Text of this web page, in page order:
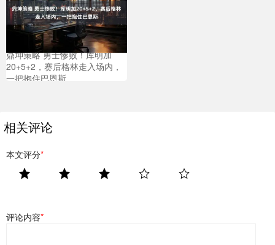
鼎坤策略 勇士惨败！库明加
20+5+2，赛后格林走入场内，
一把抱住巴恩斯
相关评论
本文评分*
评论内容*